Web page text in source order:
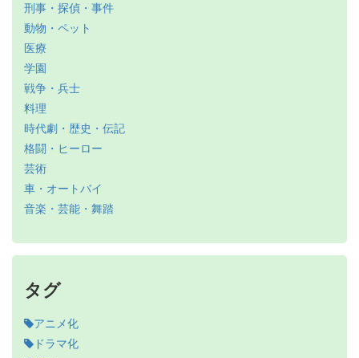
刑事・探偵・事件
動物・ペット
医療
学園
戦争・兵士
料理
時代劇・歴史・伝記
格闘・ヒーロー
芸術
車・オートバイ
音楽・芸能・舞踏
タグ
アニメ化
ドラマ化